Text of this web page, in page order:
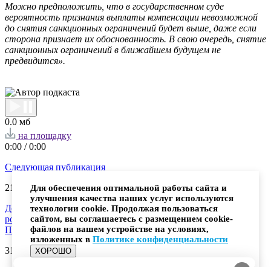
Можно предположить, что в государственном суде
вероятность признания выплаты компенсации невозможной
до снятия санкционных ограничений будет выше, даже если
сторона признает их обоснованность. В свою очередь, снятие
санкционных ограничений в ближайшем будущем не
предвидится».
0.0 мб
на площадку
0:00 /0:00
Следующая публикация
21.02.
2025
Действительно ли швейцарские банки меняют условия для
российских граждан?
Предыдущая публикация
31.07.
2024
Для обеспечения оптимальной работы сайта и
улучшения качества наших услуг используются
технологии cookie. Продолжая пользоваться
сайтом, вы соглашаетесь с размещением cookie-
файлов на вашем устройстве на условиях,
изложенных в Политике конфиденциальности
ХОРОШО